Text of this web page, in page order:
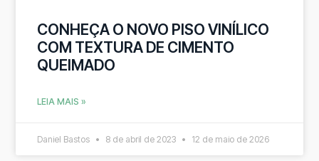
CONHEÇA O NOVO PISO VINÍLICO
COM TEXTURA DE CIMENTO
QUEIMADO
LEIA MAIS »
Daniel Bastos 8 de abril de 2023 12 de maio de 2026